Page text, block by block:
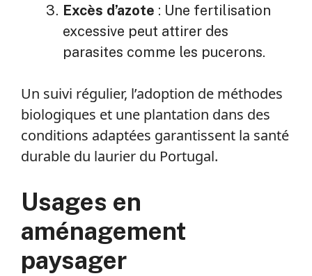
Excès d’azote : Une fertilisation
excessive peut attirer des
parasites comme les pucerons.
Un suivi régulier, l’adoption de méthodes
biologiques et une plantation dans des
conditions adaptées garantissent la santé
durable du laurier du Portugal.
Usages en
aménagement
paysager